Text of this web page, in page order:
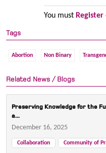
You must Register
Tags
Abortion Non Binary
Related News / Blogs
Preserving Knowledge for the
a...
December 16, 2025
Collaboration Community of